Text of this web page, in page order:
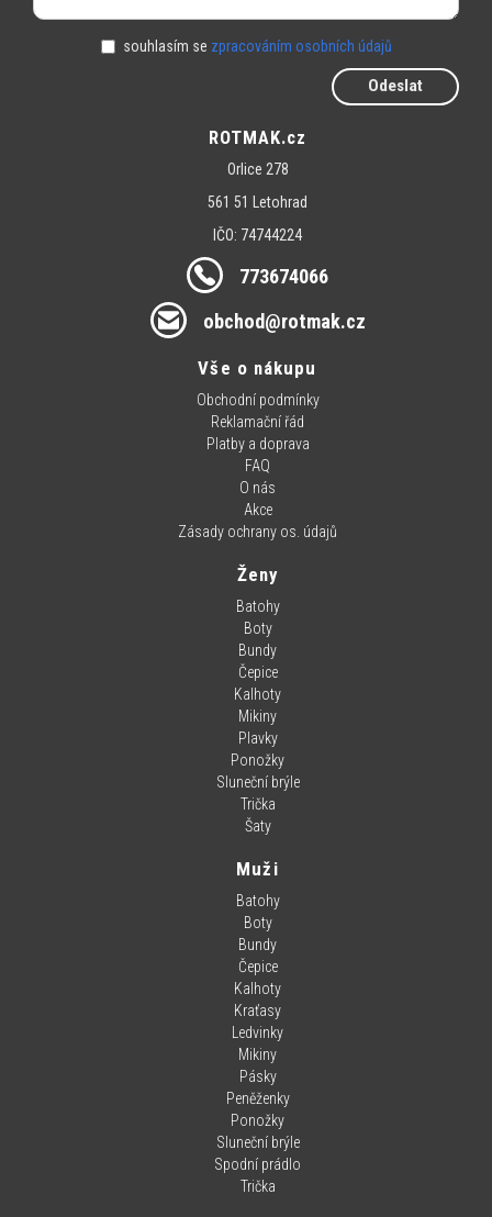
souhlasím se zpracováním osobních údajů
Odeslat
ROTMAK.cz
Orlice 278
561 51 Letohrad
IČO: 74744224
773674066
obchod@rotmak.cz
Vše o nákupu
Obchodní podmínky
Reklamační řád
Platby a doprava
FAQ
O nás
Akce
Zásady ochrany os. údajů
Ženy
Batohy
Boty
Bundy
Čepice
Kalhoty
Mikiny
Plavky
Ponožky
Sluneční brýle
Trička
Šaty
Muži
Batohy
Boty
Bundy
Čepice
Kalhoty
Kraťasy
Ledvinky
Mikiny
Pásky
Peněženky
Ponožky
Sluneční brýle
Spodní prádlo
Trička